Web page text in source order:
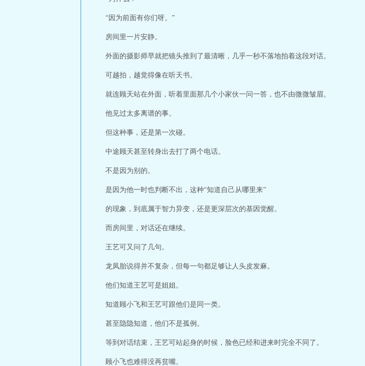
“因为前面有你们呀。”
房间里一片安静。
外面的摄影师早就把镜头推到了最清晰，几乎一秒不落地拍着这段对话。
可越拍，越觉得像在听天书。
就连顾天站在外面，听着里面那几个小家伙一问一答，也不由微微皱眉。
他见过太多离谱的事。
但这种事，还是第一次碰。
中途顾天甚至转身出去打了两个电话。
不是因为别的。
是因为他一时也判断不出，这种“知道自己从哪里来”
的现象，到底属于智力异变，还是更深层次的基因觉醒。
而房间里，对话还在继续。
王艺可又问了几句。
龙凤胎说得并不复杂，但每一句都足够让人头皮发麻。
他们知道王艺可是姐姐。
知道顾小飞和王艺可跟他们是同一类。
甚至隐隐知道，他们不是孤例。
等到对话结束，王艺可站起身的时候，脸色已经和进来时完全不同了。
顾小飞也难得没再贫嘴。